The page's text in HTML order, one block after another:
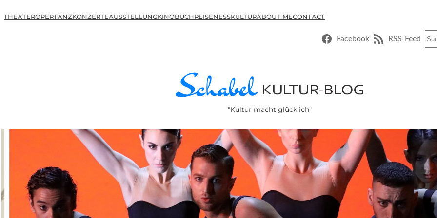
THEATEROPERTANZKONZERTEAUSSTELLUNGKINOBUCHREISENESSKULTURABOUT MECONTACT
Facebook RSS-Feed
"Kultur macht glücklich"